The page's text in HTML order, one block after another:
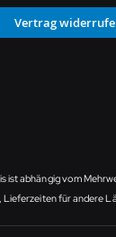
Vertrag
ist abhängig vom
für andere